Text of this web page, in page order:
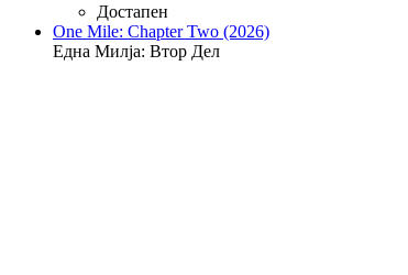
Достапен
One Mile: Chapter Two (2026)
Една Милја: Втор Дел